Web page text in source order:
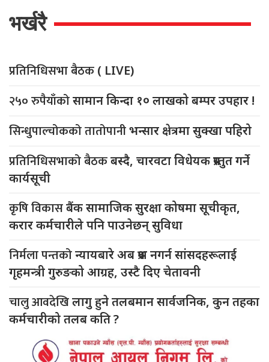
भर्खरै
प्रतिनिधिसभा बैठक ( LIVE)
२५० रुपैयाँकोसामान किन्दा १० लाखको बम्पर उपहार !
सिन्धुपाल्चोकको तातोपानीभन्सार क्षेत्रमा सुक्खा पहिरो
प्रतिनिधिसभाको बैठकबस्दै, चारवटा विधेयक प्रस्तुत गर्ने
कार्यसूची
कृषि विकासबैंक सामाजिक सुरक्षा कोषमा सूचीकृत,
करार कर्मचारीले पनि पाउनेछन् सुविधा
निर्मला पन्तकोन्यायबारे अब प्रश्न नगर्न सांसदहरूलाई
गृहमन्त्री गुरुङको आग्रह, उस्टै दिए चेतावनी
चालु आवदेखिलागु हुने तलबमान सार्वजनिक, कुन तहका
कर्मचारीको तलब कति ?